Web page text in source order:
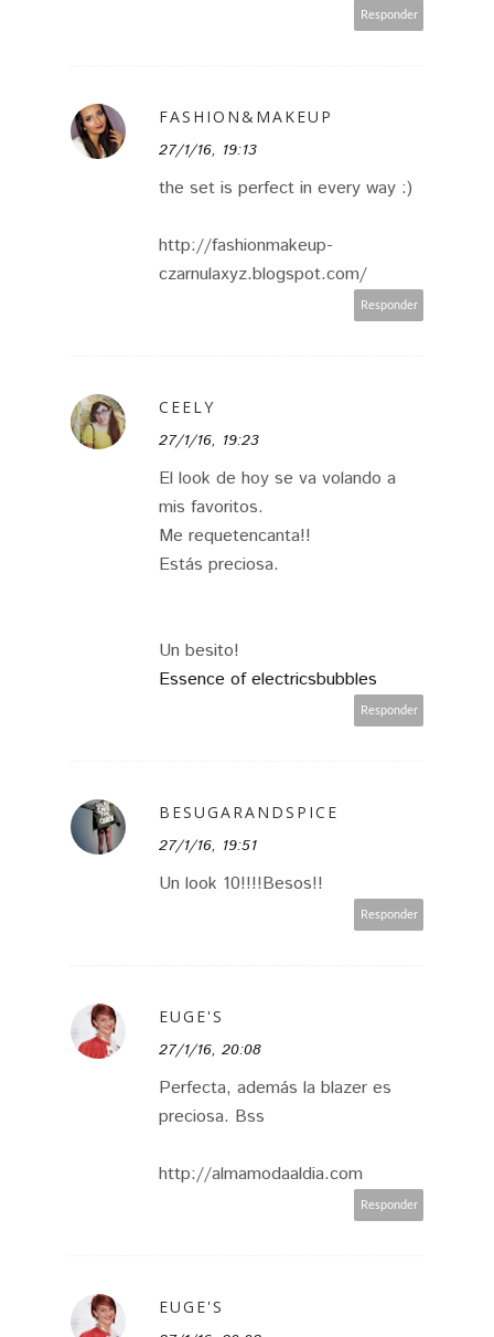
Responder
FASHION&MAKEUP
27/1/16, 19:13
the set is perfect in every way :)
http://fashionmakeup-
czarnulaxyz.blogspot.com/
Responder
CEELY
27/1/16, 19:23
El look de hoy se va volando a
mis favoritos.
Me requetencanta!!
Estás preciosa.
Un besito!
Essence of electricsbubbles
Responder
BESUGARANDSPICE
27/1/16, 19:51
Un look 10!!!!Besos!!
Responder
EUGE'S
27/1/16, 20:08
Perfecta, además la blazer es
preciosa. Bss
http://almamodaaldia.com
Responder
EUGE'S